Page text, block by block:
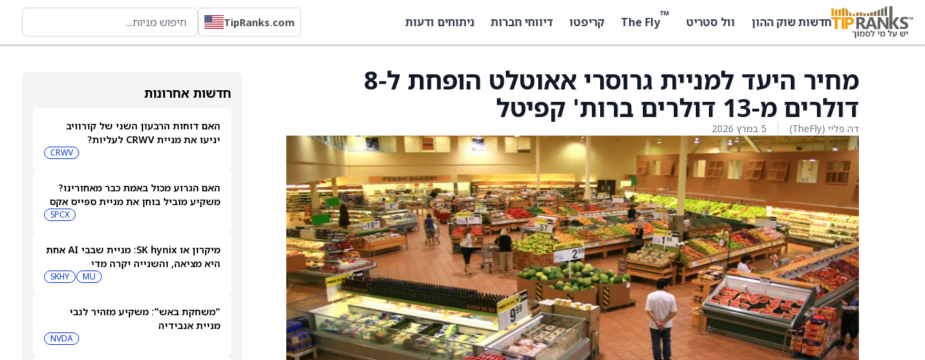
חדשות שוק ההון וול סטריט ™
The Fly קריפטו דיווחי חברות ניתוחים ודעות TipRanks.com
חדשות אחרונות
האם דוחות הרבעון השני של קורוויב
יניעו את מניית CRWV לעליות?
CRWV
האם הגרוע מכול באמת כבר מאחורינו?
משקיע מוביל בוחן את מניית ספייס אקס
SPCX
מיקרון או SK hynix: מניית שבבי AI אחת
היא מציאה, והשנייה יקרה מדי
MU
SKHY
"משחקת באש": משקיע מזהיר לגבי
מניית אנבידיה
NVDA
מחיר היעד למניית גרוסרי אאוטלט הופחת ל-8
דולרים מ-13 דולרים ברות' קפיטל
דה פליי (TheFly) 5 במרץ 2026